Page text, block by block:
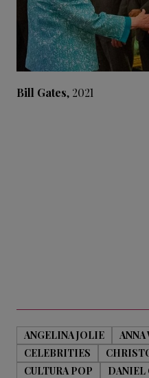
Bill Gates, 2021
ANGELINA JOLIE
CELEBRITIES
CULTURA POP
DANIEL